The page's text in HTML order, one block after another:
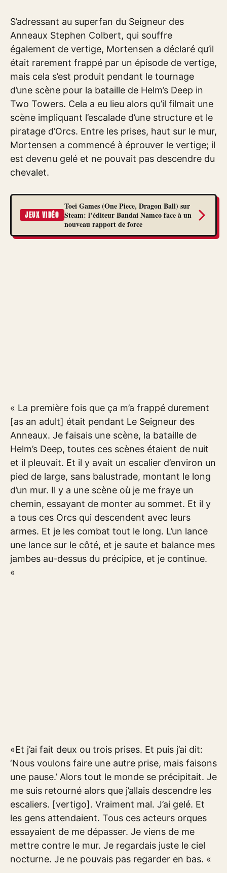
S’adressant au superfan du Seigneur des
Anneaux Stephen Colbert, qui souffre
également de vertige, Mortensen a déclaré qu’il
était rarement frappé par un épisode de vertige,
mais cela s’est produit pendant le tournage
d’une scène pour la bataille de Helm’s Deep in
Two Towers. Cela a eu lieu alors qu’il filmait une
scène impliquant l’escalade d’une structure et le
piratage d’Orcs. Entre les prises, haut sur le mur,
Mortensen a commencé à éprouver le vertige; il
est devenu gelé et ne pouvait pas descendre du
chevalet.
JEUX VIDÉO
Toei Games (One Piece, Dragon Ball) sur
Steam: l’éditeur Bandai Namco face à un
nouveau rapport de force
« La première fois que ça m’a frappé durement
[as an adult] était pendant Le Seigneur des
Anneaux. Je faisais une scène, la bataille de
Helm’s Deep, toutes ces scènes étaient de nuit
et il pleuvait. Et il y avait un escalier d’environ un
pied de large, sans balustrade, montant le long
d’un mur. Il y a une scène où je me fraye un
chemin, essayant de monter au sommet. Et il y
a tous ces Orcs qui descendent avec leurs
armes. Et je les combat tout le long. L’un lance
une lance sur le côté, et je saute et balance mes
jambes au-dessus du précipice, et je continue.
«
«Et j’ai fait deux ou trois prises. Et puis j’ai dit:
‘Nous voulons faire une autre prise, mais faisons
une pause.’ Alors tout le monde se précipitait. Je
me suis retourné alors que j’allais descendre les
escaliers. [vertigo]. Vraiment mal. J’ai gelé. Et
les gens attendaient. Tous ces acteurs orques
essayaient de me dépasser. Je viens de me
mettre contre le mur. Je regardais juste le ciel
nocturne. Je ne pouvais pas regarder en bas. «